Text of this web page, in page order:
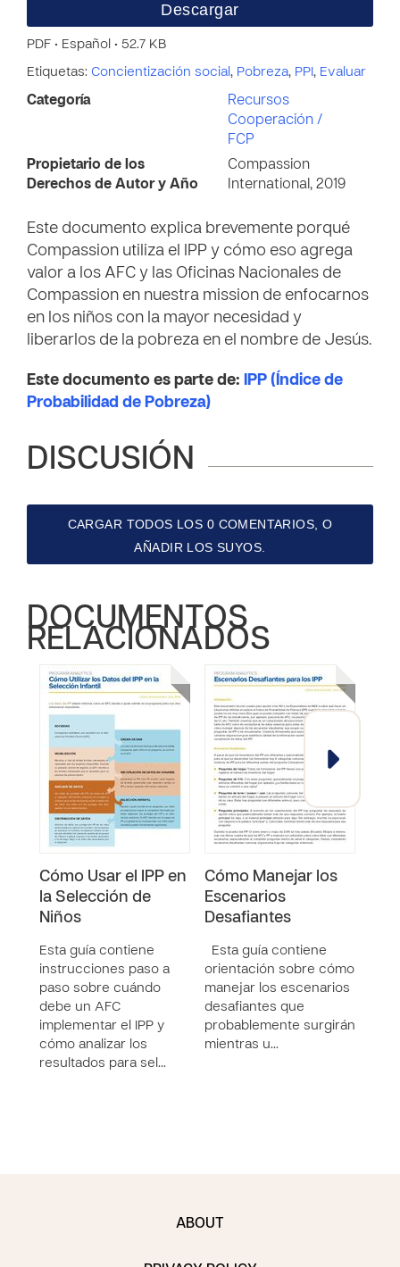
Descargar
PDF • Español • 52.7 KB
Etiquetas: Concientización social , Pobreza, PPI , Evaluar
Categoría
Recursos
Cooperación /
FCP
Propietario de los
Derechos de Autor y Año
Compassion
International, 2019
Este documento explica brevemente porqué
Compassion utiliza el IPP y cómo eso agrega
valor a los AFC y las Oficinas Nacionales de
Compassion en nuestra mission de enfocarnos
en los niños con la mayor necesidad y
liberarlos de la pobreza en el nombre de Jesús.
Este documento es parte de:
IPP (Índice de
Probabilidad de Pobreza)
DISCUSIÓN
CARGAR TODOS LOS 0 COMENTARIOS, O
AÑADIR LOS SUYOS.
DOCUMENTOS
RELACIONADOS
Cómo Usar el IPP en
la Selección de
Niños
Esta guía contiene
instrucciones paso a
paso sobre cuándo
debe un AFC
implementar el IPP y
cómo analizar los
resultados para sel…
Cómo Manejar los
Escenarios
Desafiantes
Esta guía contiene
orientación sobre cómo
manejar los escenarios
desafiantes que
probablemente surgirán
mientras u…
ABOUT